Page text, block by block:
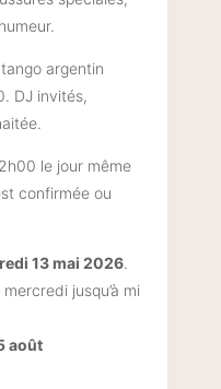
argentin
DJ invités,
le jour même
confirmée ou
13 mai 2026.
jusqu’à mi
août